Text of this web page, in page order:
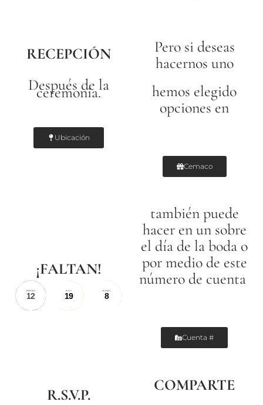
RECEPCIÓN
Después de la
ceremonia.
Ubicación
¡FALTAN!
MONTHS
12
DAYS
19
HOURS
8
R.S.V.P.
Pero si deseas
hacernos uno
hemos elegido
opciones en
Cemaco
también puede
hacer en un sobre
el día de la boda o
por medio de este
número de cuenta
Cuenta #
COMPARTE